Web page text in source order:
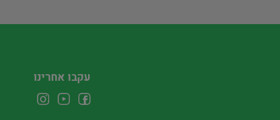
עקבו אחרינו